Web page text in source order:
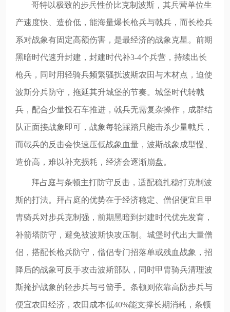
哥特以极致的步兵性价比克制波斯，其兵营单位生
产速度快、造价低，能海量爆长枪兵与戟兵，而长枪兵
系对战象有固定高额伤害，是最经济的战象克星。前期
黑暗时代速升封建，封建时代补3-4个兵营，持续出长
枪兵，同时用轻骑兵频繁骚扰波斯农田与木材点，迫使
波斯分兵防守，拖延其升城堡的节奏。城堡时代转戟
兵，配合少量投石车推进，戟兵无需复杂操作，成群结
队正面接战象即可，战象每轮踩踏只能击杀少量戟兵，
而戟兵的反击会快速压低战象血量，波斯战象成型慢、
造价高，难以补充损耗，经济会逐渐崩盘。
拜占庭与条顿主打防守反击，适配稳扎稳打克制波
斯的打法。拜占庭的优势在于经济稳定、僧侣便宜且甲
胄骑兵对步兵克制强，前期黑暗到封建时代优先发育，
补箭塔防守，避免被波斯快攻压制。城堡时代出大量僧
侣，搭配长枪兵防守，僧侣专门招落单或残血战象，招
降后的战象可反手攻击波斯部队，同时甲胄骑兵清理波
斯掩护战象的轻步兵与弓箭手。条顿则依靠高防步兵与
便宜农田经济，农田成本低40%能支撑长期消耗，条顿